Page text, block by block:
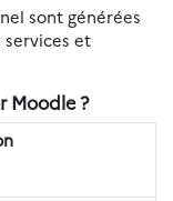
sont générées
services et
Moodle ?